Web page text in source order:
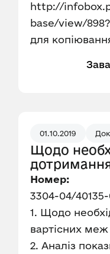
http://
base/view/
для
01.10.2019
Щодо
Номер:
3304-04/
1. Щодо
вартісних меж
2. Аналіз